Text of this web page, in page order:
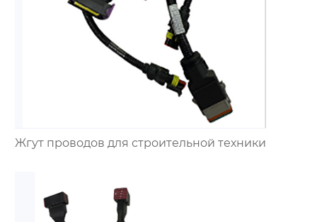
Жгут проводов для строительной техники